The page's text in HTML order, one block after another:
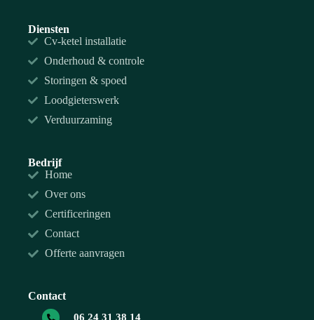
Diensten
Cv-ketel installatie
Onderhoud & controle
Storingen & spoed
Loodgieterswerk
Verduurzaming
Bedrijf
Home
Over ons
Certificeringen
Contact
Offerte aanvragen
Contact
06 24 31 38 14